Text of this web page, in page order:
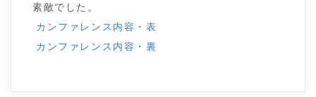
素敵でした。
カンファレンス内容・表
カンファレンス内容・裏